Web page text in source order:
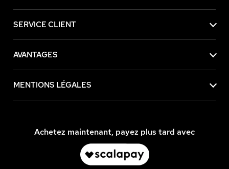
SERVICE CLIENT
AVANTAGES
MENTIONS LÉGALES
Achetez maintenant, payez plus tard avec